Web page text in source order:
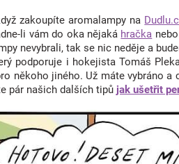
zakoupíte aromalampy na
li vám do oka nějaká hračka
nevybrali, tak se nic neděje a
podporuje i hokejista Tomáš
někoho jiného. Už máte vybráno a
pár našich dalších tipů jak ušetřit